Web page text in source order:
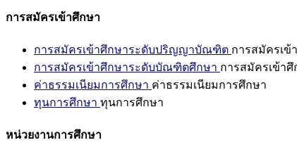
การสมัครเข้าศึกษา
การสมัครเข้าศึกษาระดับปริญญาบัณฑิต การสมัครเ
การสมัครเข้าศึกษาระดับบัณฑิตศึกษา การสมัครเข้า
ค่าธรรมเนียมการศึกษา ค่าธรรมเนียมการศึกษา
ทุนการศึกษา ทุนการศึกษา
หน่วยงานการศึกษา